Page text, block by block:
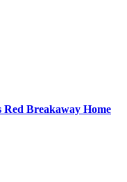
Breakaway Home